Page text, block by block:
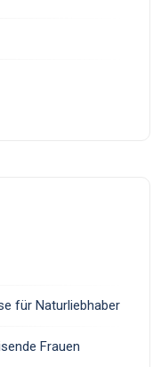
für Naturliebhaber
Frauen